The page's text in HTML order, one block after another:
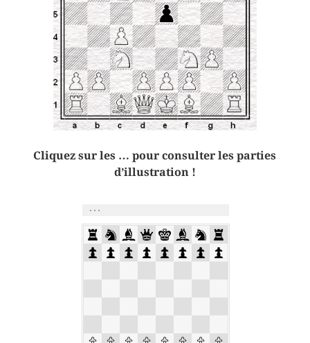
Cliquez sur les … pour consulter les parties
d’illustration !